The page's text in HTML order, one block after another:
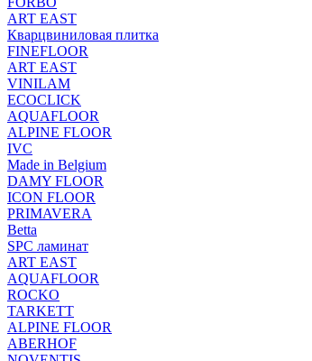
ART EAST
Кварцвиниловая плитка
FINEFLOOR
ART EAST
VINILAM
ECOCLICK
AQUAFLOOR
ALPINE FLOOR
IVC
Made in Belgium
DAMY FLOOR
ICON FLOOR
PRIMAVERA
Betta
SPC ламинат
ART EAST
AQUAFLOOR
ROCKO
TARKETT
ALPINE FLOOR
ABERHOF